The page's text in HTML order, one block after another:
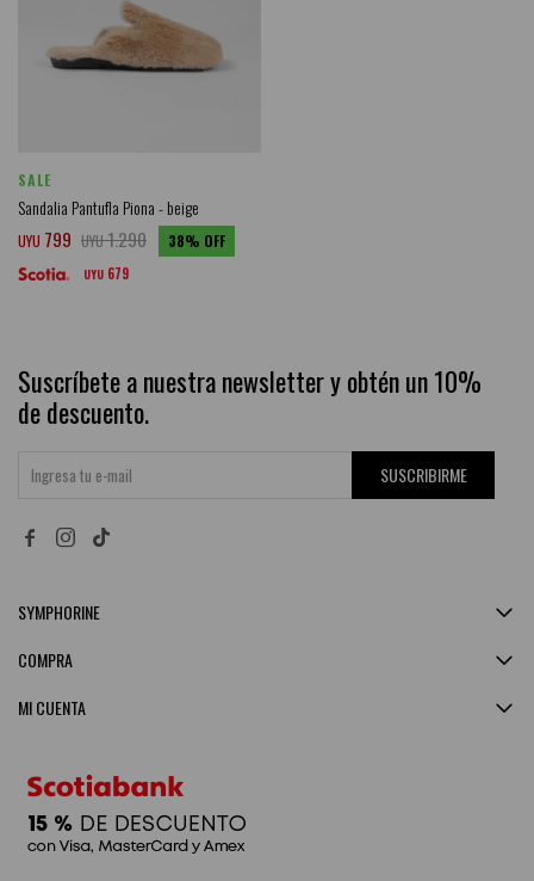
SALE
Sandalia Pantufla Piona - beige
UYU 799 UYU1.290 38
UYU 679
Suscríbete a nuestra newsletter y obtén un 10%
de descuento.
SUSCRIBIRME
 
SYMPHORINE
MI CUENTA
COMPRA